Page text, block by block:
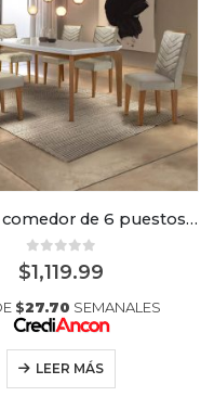
Juego de comedor de 6 puestos Londrina
0out of 5
$1,119.99
$27.70 SEMANALES
LEER MÁS